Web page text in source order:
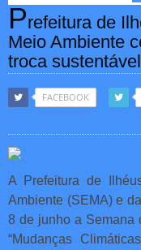
Prefeitura de
Meio Ambiente
troca sustentável
FACEBOOK
A Prefeitura de
Ambiente (SEMA) e
8 de junho a Semana
“Mudanças